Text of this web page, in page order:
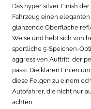
Das hyper silver Finish
Fahrzeug einen
glänzende Oberfläche
Weise und hebt sich von
sportliche 5-Speichen-
aggressiven Auftritt, der
passt. Die klaren Linien
diese Felgen zu einem
Autofahrer, die nicht nur
achten.